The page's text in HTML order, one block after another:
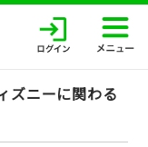
ズニーに関わる